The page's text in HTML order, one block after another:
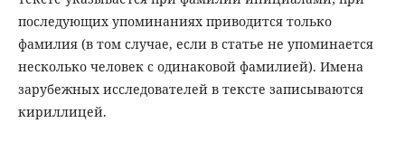
последующих упоминаниях приводится только
фамилия (в том случае, если в статье не упоминается
несколько человек с одинаковой фамилией). Имена
зарубежных исследователей в тексте записываются
кириллицей.